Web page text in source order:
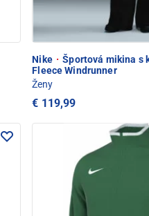
Nike · Športová mikina s
Fleece Windrunner
Ženy
€ 119,99